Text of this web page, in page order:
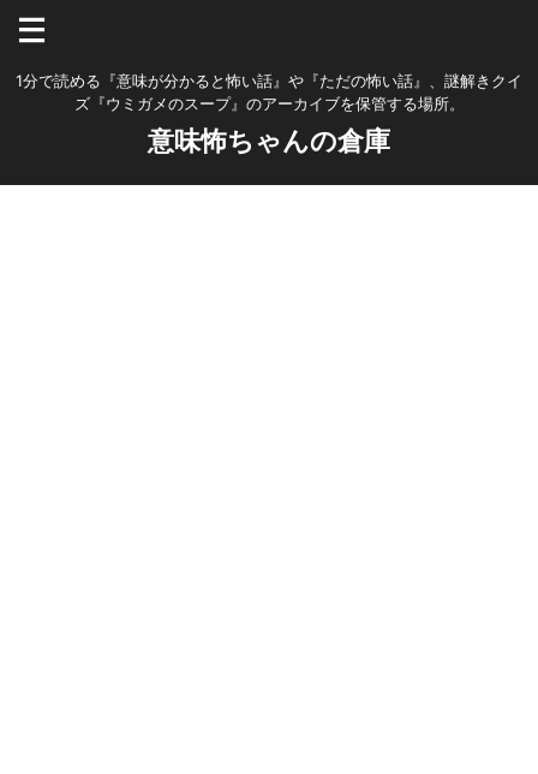
1分で読める『意味が分かると怖い話』や『ただの怖い話』、謎解きクイ
ズ『ウミガメのスープ』のアーカイブを保管する場所。
意味怖ちゃんの倉庫